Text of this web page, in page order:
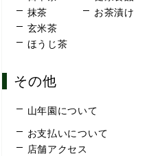
抹茶
玄米茶
ほうじ茶
お茶漬け
その他
山年園について
お支払いについて
店舗アクセス